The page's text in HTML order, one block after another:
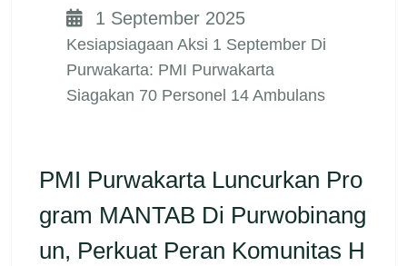
1 September 2025
Kesiapsiagaan Aksi 1 September Di
Purwakarta: PMI Purwakarta
Siagakan 70 Personel 14 Ambulans
PMI Purwakarta Luncurkan Pro
Gram MANTAB Di Purwobinang
Un, Perkuat Peran Komunitas H